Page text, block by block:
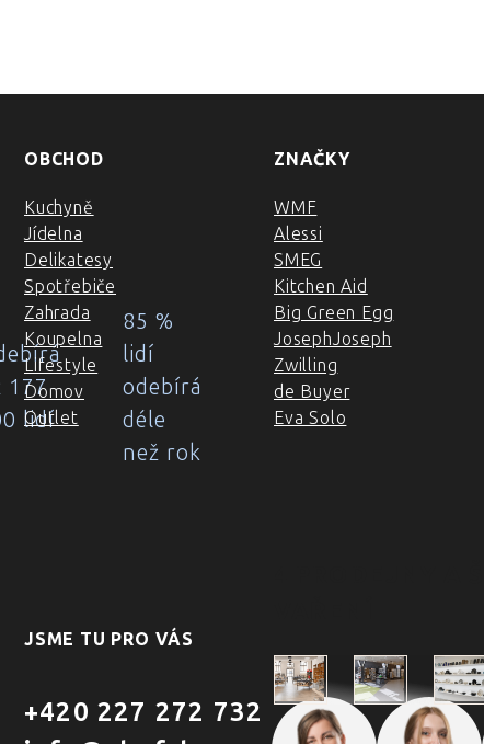
177
lidí
85 %
lidí
odebírá
déle
než rok
OBCHOD
Kuchyně
Jídelna
Delikatesy
Spotřebiče
Zahrada
Koupelna
Lifestyle
Domov
Outlet
ZNAČKY
WMF
Alessi
SMEG
Kitchen Aid
Big Green Egg
JosephJoseph
Zwilling
de Buyer
Eva Solo
JSME TU PRO VÁS
+420 227 272 732